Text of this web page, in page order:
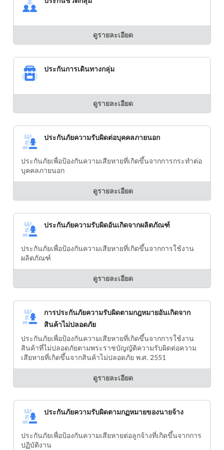
ดูรายละเอียด
ประกันการเดินทางกลุ่ม
ดูรายละเอียด
ประกันภัยความรับผิดต่อบุคคลภายนอก
ประกันภัยเพื่อป้องกันความเสียหายที่เกิดขึ้นจากการกระทำต่อ
บุคคลภายนอก
ดูรายละเอียด
ประกันภัยความรับผิดอันเกิดจากผลิตภัณฑ์
ประกันภัยเพื่อป้องกันความเสียหายที่เกิดขึ้นจากการใช้งาน
ผลิตภัณฑ์
ดูรายละเอียด
การประกันภัยความรับผิดตามกฎหมายอันเกิดจาก
สินค้าไม่ปลอดภัย
ประกันภัยเพื่อป้องกันความเสียหายที่เกิดขึ้นจากการใช้งาน
สินค้าที่ไม่ปลอดภัยตามพระราชบัญญัติความรับผิดต่อความ
เสียหายที่เกิดขึ้นจากสินค้าไม่ปลอดภัย พ.ศ. 2551
ดูรายละเอียด
ประกันภัยความรับผิดตามกฏหมายของนายจ้าง
ประกันภัยเพื่อป้องกันความเสียหายต่อลูกจ้างที่เกิดขึ้นจากการ
ปฏิบัติงาน